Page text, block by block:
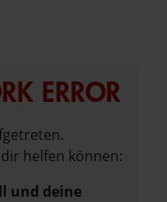
ERROR
helfen können:
und deine